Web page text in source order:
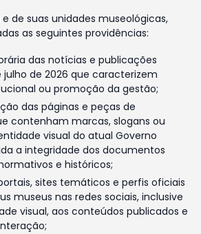
de suas unidades museológicas,
as seguintes providências:
das notícias e publicações
de 2026 que caracterizem
ou promoção da gestão;
das páginas e peças de
contenham marcas, slogans ou
visual do atual Governo
a integridade dos documentos
e históricos;
sites temáticos e perfis oficiais
museus nas redes sociais, inclusive
visual, aos conteúdos publicados e